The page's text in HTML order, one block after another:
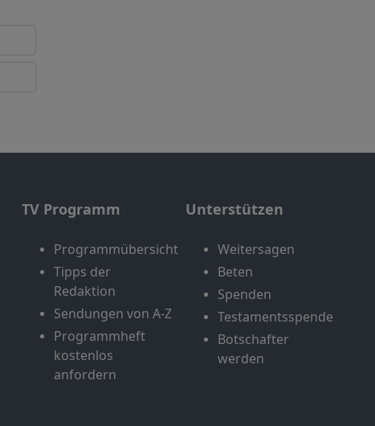
TV Programm
Programmübersicht
Tipps der
Redaktion
Sendungen von A-Z
Programmheft
kostenlos
anfordern
Unterstützen
Weitersagen
Beten
Spenden
Testamentsspende
Botschafter
werden